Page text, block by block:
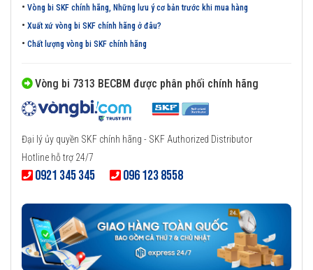
• Vòng bi SKF chính hãng, Những lưu ý cơ bản trước khi mua hàng
• Xuất xứ vòng bi SKF chính hãng ở đâu?
• Chất lượng vòng bi SKF chính hãng
Vòng bi 7313 BECBM được phân phối chính hãng
Đại lý ủy quyền SKF chính hãng - SKF Authorized Distributor
Hotline hỗ trợ 24/7
0921 345 345 096 123 8558